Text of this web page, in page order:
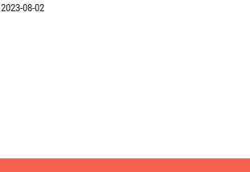
2023-08-02